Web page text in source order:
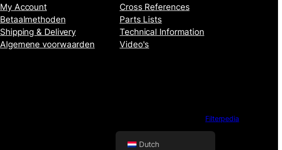
My Account
Betaalmethoden
Shipping & Delivery
Algemene voorwaarden
Cross References
Parts Lists
Technical Information
Video's
Filterpedia
Dutch